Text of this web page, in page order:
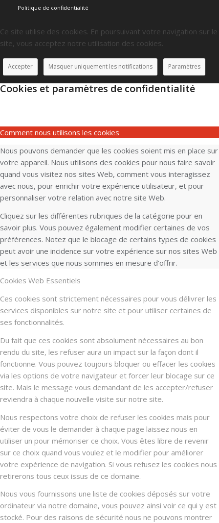
Politique de confidentialité
Ce site utilise des cookies. En poursuivant votre navigation sur le
site, vous acceptez notre utilisation des cookies.
Accepter Masquer uniquement les notifications Paramètres
Cookies et paramètres de confidentialité
Comment nous utilisons les cookies
Nous pouvons demander que les cookies soient mis en place sur
votre appareil. Nous utilisons des cookies pour nous faire savoir
quand vous visitez nos sites Web, comment vous interagissez
avec nous, pour enrichir votre expérience utilisateur, et pour
personnaliser votre relation avec notre site Web.
Cliquez sur les différentes rubriques de la catégorie pour en
savoir plus. Vous pouvez également modifier certaines de vos
préférences. Notez que le blocage de certains types de cookies
peut avoir une incidence sur votre expérience sur nos sites Web
et les services que nous sommes en mesure d’offrir.
Cookies Web Essentiels
Ces cookies sont strictement nécessaires pour vous délivrer les
services disponibles sur notre site et pour utiliser certaines de
ses fonctionnalités.
Du fait que ces cookies sont absolument nécessaires au bon
rendu du site, les refuser aura un impact sur la façon dont il
fonctionne. Vous pouvez toujours bloquer ou effacer les cookies
via les options de votre navigateur et forcer leur blocage sur ce
site. Mais le message vous demandant de les accepter/refuser
reviendra à chaque nouvelle visite sur notre site.
Nous respectons votre choix de refuser les cookies mais pour
éviter de vous le demander à chaque page laissez nous en
utiliser un pour mémoriser ce choix. Vous êtes libre de revenir
sur ce choix quand vous voulez et le modifier pour améliorer
votre expérience de navigation. Si vous refusez les cookies nous
retirerons tous ceux issus de ce domaine.
Nous vous fournissons une liste de cookies déposés sur votre
ordinateur via notre domaine, vous pouvez ainsi voir ce qui y est
stocké. Pour des raisons de sécurité nous ne pouvons montrer